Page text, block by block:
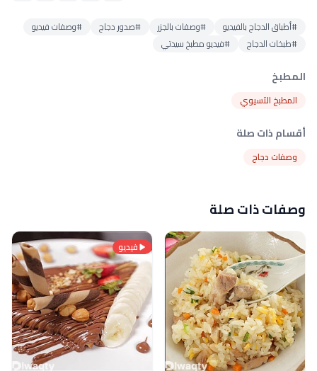
#أطباق الدجاج بالفيديو #وصفات بالجزر #صدور دجاج
#وصفات فيديو
#طبخات الدجاج
#فيديو مطبخ سيدتي
المطبخ
المطبخ الآسيوي
أقسام ذات صلة
وصفات دجاج
وصفات ذات صلة
فيديو